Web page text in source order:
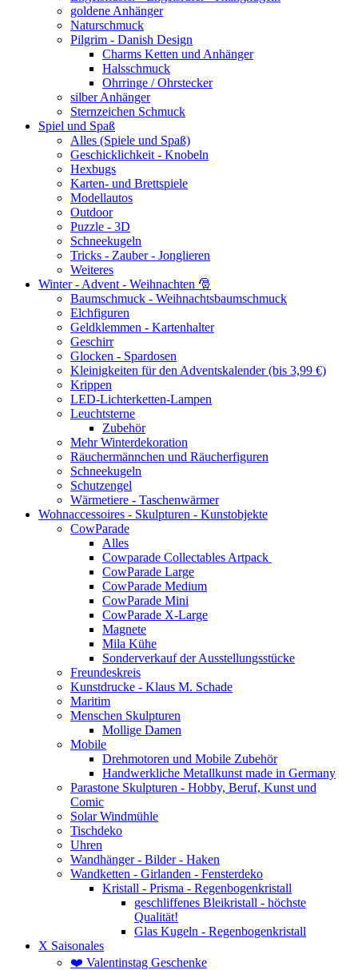
goldene Anhänger
Naturschmuck
Pilgrim - Danish Design
Charms Ketten und Anhänger
Halsschmuck
Ohrringe / Ohrstecker
silber Anhänger
Sternzeichen Schmuck
Spiel und Spaß
Alles (Spiele und Spaß)
Geschicklichkeit - Knobeln
Hexbugs
Karten- und Brettspiele
Modellautos
Outdoor
Puzzle - 3D
Schneekugeln
Tricks - Zauber - Jonglieren
Weiteres
Winter - Advent - Weihnachten 🎅
Baumschmuck - Weihnachtsbaumschmuck
Elchfiguren
Geldklemmen - Kartenhalter
Geschirr
Glocken - Spardosen
Kleinigkeiten für den Adventskalender (bis 3,99 €)
Krippen
LED-Lichterketten-Lampen
Leuchtsterne
Zubehör
Mehr Winterdekoration
Räuchermännchen und Räucherfiguren
Schneekugeln
Schutzengel
Wärmetiere - Taschenwärmer
Wohnaccessoires - Skulpturen - Kunstobjekte
CowParade
Alles
Cowparade Collectables Artpack
CowParade Large
CowParade Medium
CowParade Mini
CowParade X-Large
Magnete
Mila Kühe
Sonderverkauf der Ausstellungsstücke
Freundeskreis
Kunstdrucke - Klaus M. Schade
Maritim
Menschen Skulpturen
Mollige Damen
Mobile
Drehmotoren und Mobile Zubehör
Handwerkliche Metallkunst made in Germany
Parastone Skulpturen - Hobby, Beruf, Kunst und
Comic
Solar Windmühle
Tischdeko
Uhren
Wandhänger - Bilder - Haken
Wandketten - Girlanden - Fensterdeko
Kristall - Prisma - Regenbogenkristall
geschliffenes Bleikristall - höchste
Qualität!
Glas Kugeln - Regenbogenkristall
X Saisonales
❤️ Valentinstag Geschenke